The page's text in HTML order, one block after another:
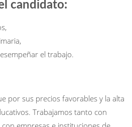
candidato:
el trabajo.
por sus precios favorables y la alta
Trabajamos tanto con